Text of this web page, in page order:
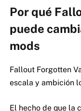
Por qué
puede
mods
Fallout Forgotten
escala y ambición
El hecho de que la